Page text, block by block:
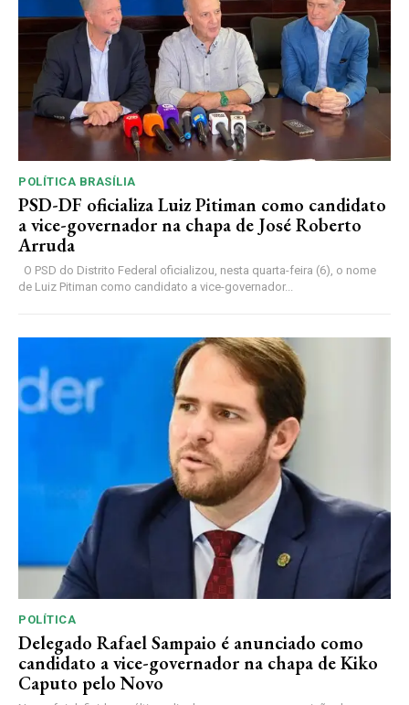
POLÍTICA BRASÍLIA
PSD-DF oficializa Luiz Pitiman como candidato
a vice-governador na chapa de José Roberto
Arruda
de Luiz Pitiman como candidato a vice-governador...
POLÍTICA
Delegado Rafael Sampaio é anunciado como
candidato a vice-governador na chapa de Kiko
Caputo pelo Novo